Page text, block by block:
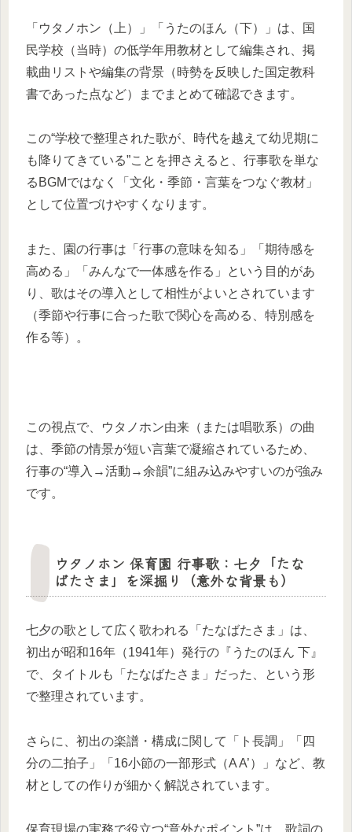
「ウタノホン（上）」「うたのほん（下）」は、国
民学校（当時）の低学年用教材として編集され、掲
載曲リストや編集の背景（時勢を反映した国定教科
書であった点など）までまとめて確認できます。
この“学校で整理された歌が、時代を越えて幼児期に
も降りてきている”ことを押さえると、行事歌を単な
るBGMではなく「文化・季節・言葉をつなぐ教材」
として位置づけやすくなります。
また、園の行事は「行事の意味を知る」「期待感を
高める」「みんなで一体感を作る」という目的があ
り、歌はその導入として相性がよいとされています
（季節や行事に合った歌で関心を高める、特別感を
作る等）。
この視点で、ウタノホン由来（または唱歌系）の曲
は、季節の情景が短い言葉で凝縮されているため、
行事の“導入→活動→余韻”に組み込みやすいのが強み
です。
ウタノホン 保育園 行事歌：七夕「たな
ばたさま」を深掘り（意外な背景も）
七夕の歌として広く歌われる「たなばたさま」は、
初出が昭和16年（1941年）発行の『うたのほん 下』
で、タイトルも「たなばたさま」だった、という形
で整理されています。
さらに、初出の楽譜・構成に関して「ト長調」「四
分の二拍子」「16小節の一部形式（A A’）」など、教
材としての作りが細かく解説されています。